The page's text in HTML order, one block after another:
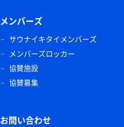
メンバーズ
サウナイキタイメンバーズ
メンバーズロッカー
協賛施設
協賛募集
お問い合わせ